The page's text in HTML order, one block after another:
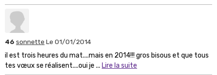
46 sonnette Le 01/01/2014
il est trois heures du mat....mais en 2014!!! gros bisous et que tous
tes vœux se réalisent....oui je ... Lire la suite